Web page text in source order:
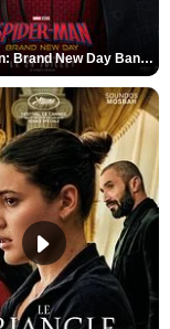
Spider-Man: Brand New Day Bande-annonce VO STFR